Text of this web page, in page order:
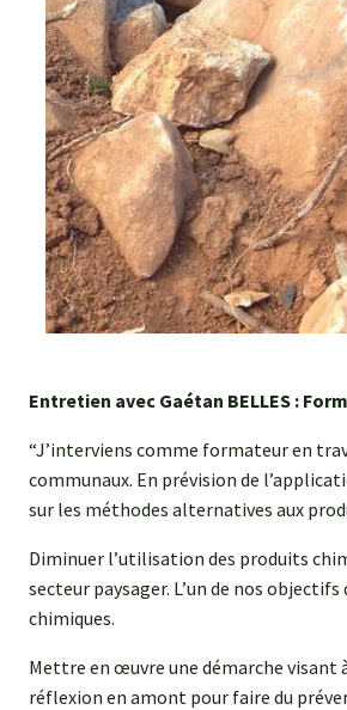
Entretien avec Gaétan BELLES :
“J’interviens comme formateur en
communaux. En prévision de
sur les méthodes alternatives aux
Diminuer l’utilisation des produits
secteur paysager. L’un de nos
chimiques.
Mettre en œuvre une démarche visant
réflexion en amont pour faire du